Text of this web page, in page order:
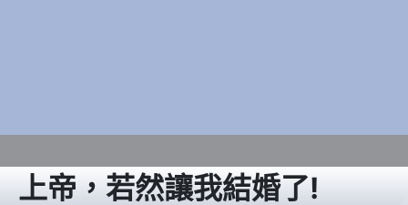
上帝，若然讓我結婚了!